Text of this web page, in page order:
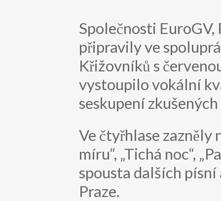
Společnosti
připravily ve
Křižovníků s
vystoupilo vokální
seskupení
Ve čtyřhlase zazněly
míru“, „Tichá noc“,
spousta dalších
Praze.